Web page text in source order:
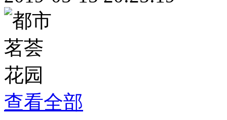
查看全部